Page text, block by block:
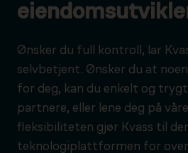
Ønsker du full kontroll, lar
selvbetjent. Ønsker du at
for deg, kan du enkelt og
partnere, eller lene deg på
fleksibiliteten gjør Kvass til
teknologiplattformen for